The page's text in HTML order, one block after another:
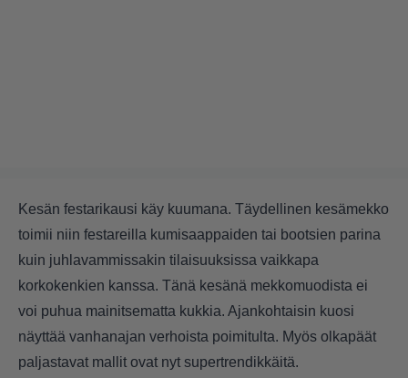
Kesän festarikausi käy kuumana. Täydellinen kesämekko
toimii niin festareilla kumisaappaiden tai bootsien parina
kuin juhlavammissakin tilaisuuksissa vaikkapa
korkokenkien kanssa. Tänä kesänä mekkomuodista ei
voi puhua mainitsematta kukkia. Ajankohtaisin kuosi
näyttää vanhanajan verhoista poimitulta. Myös olkapäät
paljastavat mallit ovat nyt supertrendikkäitä.